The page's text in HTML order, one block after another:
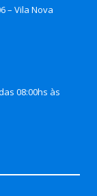
– Vila Nova
08:00hs às